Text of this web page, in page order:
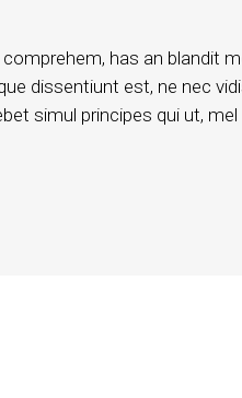
has an blandit
dissentiunt est, ne nec
simul principes qui ut, mel